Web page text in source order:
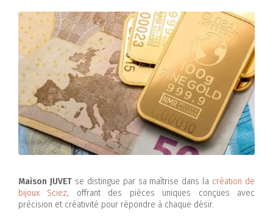
Maison JUVETse distingue par sa maîtrise dans la création de
bijoux Sciez, offrant des pièces uniques conçues avec
précision et créativité pour répondre à chaque désir.